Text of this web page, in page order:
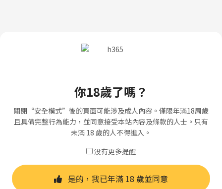
你18歲了嗎？
關閉“安全模式”後的頁面可能涉及成人內容。僅限年滿18周歲
且具備完整行為能力，並同意接受本站內容及條款的人士。只有
未滿 18 歲的人不得進入。
没有更多提醒
是的，我已年滿 18 歲並同意